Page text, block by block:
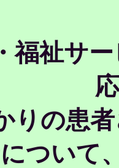
福祉サ
りの患
ついて